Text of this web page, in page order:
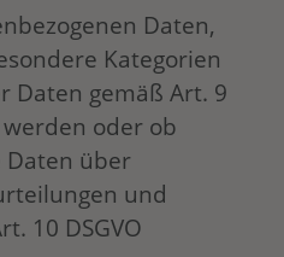
Daten,
Kategorien
Daten gemäß Art. 9
oder ob
Daten über
und
10 DSGVO